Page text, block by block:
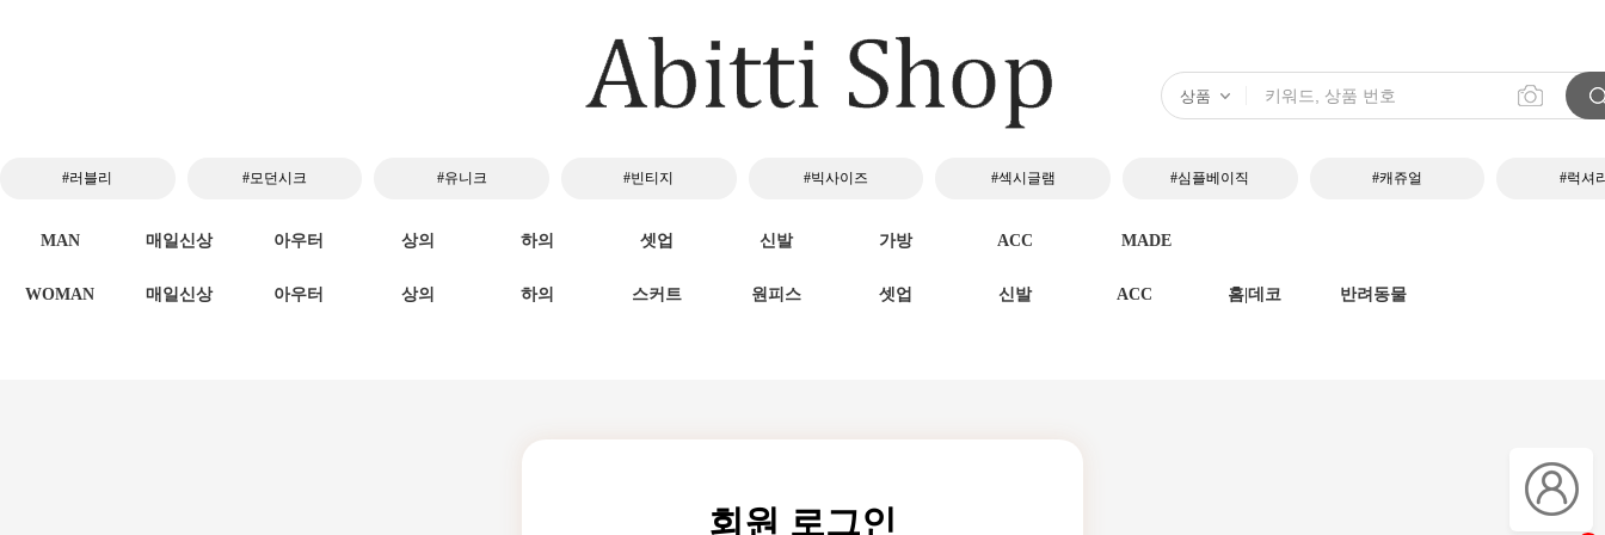
#러블리 #모던시크 #유니크 #빈티지 #빅사이즈 #섹시글램 #심플베이직 #캐쥬얼 #럭셔
MAN 매일신상 아우터 상의 하의 셋업 신발 가방 ACC MADE
WOMAN 매일신상 아우터 상의 하의 스커트 원피스 셋업 신발 ACC 홈|데코 반려동물
회원 로그인